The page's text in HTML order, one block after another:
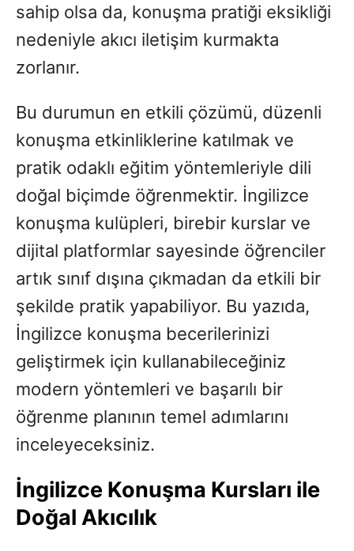
sahip olsa da, konuşma pratiği eksikliği
nedeniyle akıcı iletişim kurmakta
zorlanır.
Bu durumun en etkili çözümü, düzenli
konuşma etkinliklerine katılmak ve
pratik odaklı eğitim yöntemleriyle dili
doğal biçimde öğrenmektir. İngilizce
konuşma kulüpleri, birebir kurslar ve
dijital platformlar sayesinde öğrenciler
artık sınıf dışına çıkmadan da etkili bir
şekilde pratik yapabiliyor. Bu yazıda,
İngilizce konuşma becerilerinizi
geliştirmek için kullanabileceğiniz
modern yöntemleri ve başarılı bir
öğrenme planının temel adımlarını
inceleyeceksiniz.
İngilizce Konuşma Kursları ile
Doğal Akıcılık